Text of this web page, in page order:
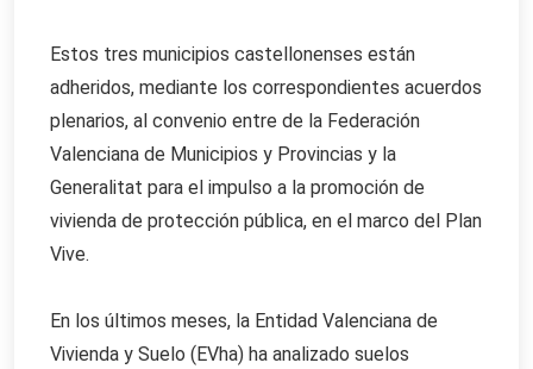
Estos tres municipios castellonenses están
adheridos, mediante los correspondientes acuerdos
plenarios, al convenio entre de la Federación
Valenciana de Municipios y Provincias y la
Generalitat para el impulso a la promoción de
vivienda de protección pública, en el marco del Plan
Vive.
En los últimos meses, la Entidad Valenciana de
Vivienda y Suelo (EVha) ha analizado suelos